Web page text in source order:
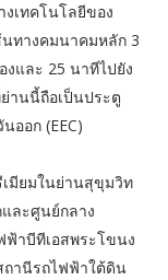
เทคโนโลยีของ
นทางคมนาคมหลัก 3
งและ 25 นาทีไปยัง
านนี้ถือเป็นประตู
ออก (EEC)
มียมในย่านสุขุมวิท
ละศูนย์กลาง
ฟ้าบีทีเอสพระโขนง
ถานีรถไฟฟ้าใต้ดิน